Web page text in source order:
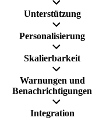
Unterstützung
Personalisierung
Skalierbarkeit
Warnungen und
Benachrichtigungen
Integration